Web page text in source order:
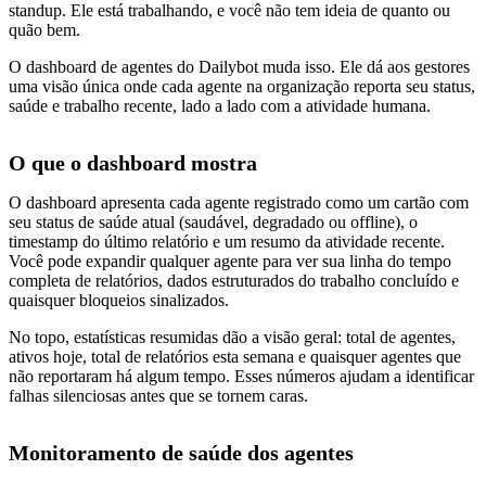
standup. Ele está trabalhando, e você não tem ideia de quanto ou
quão bem.
O dashboard de agentes do Dailybot muda isso. Ele dá aos gestores
uma visão única onde cada agente na organização reporta seu status,
saúde e trabalho recente, lado a lado com a atividade humana.
O que o dashboard mostra
O dashboard apresenta cada agente registrado como um cartão com
seu status de saúde atual (saudável, degradado ou offline), o
timestamp do último relatório e um resumo da atividade recente.
Você pode expandir qualquer agente para ver sua linha do tempo
completa de relatórios, dados estruturados do trabalho concluído e
quaisquer bloqueios sinalizados.
No topo, estatísticas resumidas dão a visão geral: total de agentes,
ativos hoje, total de relatórios esta semana e quaisquer agentes que
não reportaram há algum tempo. Esses números ajudam a identificar
falhas silenciosas antes que se tornem caras.
Monitoramento de saúde dos agentes